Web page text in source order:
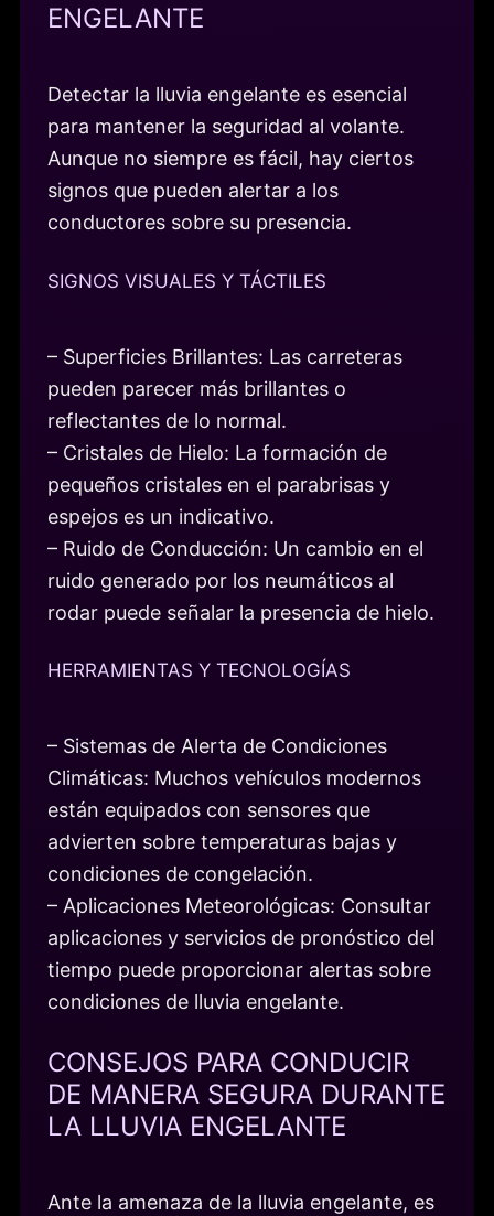
ENGELANTE
Detectar la lluvia engelante es esencial
para mantener la seguridad al volante.
Aunque no siempre es fácil, hay ciertos
signos que pueden alertar a los
conductores sobre su presencia.
SIGNOS VISUALES Y TÁCTILES
– Superficies Brillantes: Las carreteras
pueden parecer más brillantes o
reflectantes de lo normal.
– Cristales de Hielo: La formación de
pequeños cristales en el parabrisas y
espejos es un indicativo.
– Ruido de Conducción: Un cambio en el
ruido generado por los neumáticos al
rodar puede señalar la presencia de hielo.
HERRAMIENTAS Y TECNOLOGÍAS
– Sistemas de Alerta de Condiciones
Climáticas: Muchos vehículos modernos
están equipados con sensores que
advierten sobre temperaturas bajas y
condiciones de congelación.
– Aplicaciones Meteorológicas: Consultar
aplicaciones y servicios de pronóstico del
tiempo puede proporcionar alertas sobre
condiciones de lluvia engelante.
CONSEJOS PARA CONDUCIR
DE MANERA SEGURA DURANTE
LA LLUVIA ENGELANTE
Ante la amenaza de la lluvia engelante, es